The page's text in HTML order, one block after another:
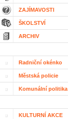
ZAJÍMAVOSTI
ŠKOLSTVÍ
ARCHIV
Radniční okénko
Městská policie
Komunální politika
KULTURNÍ AKCE